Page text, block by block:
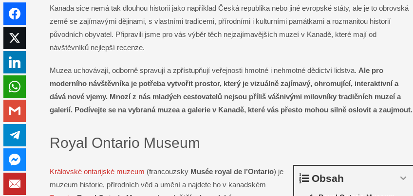
WhatsApp
Kanada sice nemá tak dlouhou historii jako například Česká republika nebo jiné evropské státy, ale je to obrovská
země se zajímavými dějinami, s vlastními tradicemi, přírodními i kulturními památkami a rozmanitou historií
původních obyvatel. Připravili jsme pro vás výběr těch nejzajímavějších muzeí v Kanadě, které mají od
návštěvníků nejlepší recenze.
Muzea uchovávají, odborně spravují a zpřístupňují veřejnosti hmotné i nehmotné dědictví lidstva. Ale pro
moderního návštěvníka je potřeba vytvořit prostor, který je vizuálně zajímavý, ohromující, interaktivní a
dává nové vjemy. Mnozí z nás mladých cestovatelů nejsou příliš vášnivými milovníky tradičních muzeí a
galerií. Podívejte se na vybraná muzea a galerie v Kanadě, které vás přesto mohou silně oslovit a zaujmout.
Royal Ontario Museum
Obsah
Královské ontarijské muzeum (francouzsky Musée royal de l’Ontario) je
muzeum historie, přírodních věd a umění a najdete ho v kanadském